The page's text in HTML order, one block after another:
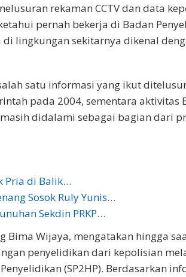
rekaman CCTV dan data
pernah bekerja di Badan
di lingkungan sekitarnya dikenal
satu informasi yang ikut
pada 2004, sementara aktivitas
didalami sebagai bagian dari
Pria di Balik…
Sosok Ruly Yunis…
Sekdin PRKP…
Bima Wijaya, mengatakan hingga
penyelidikan dari kepolisian
(SP2HP). Berdasarkan